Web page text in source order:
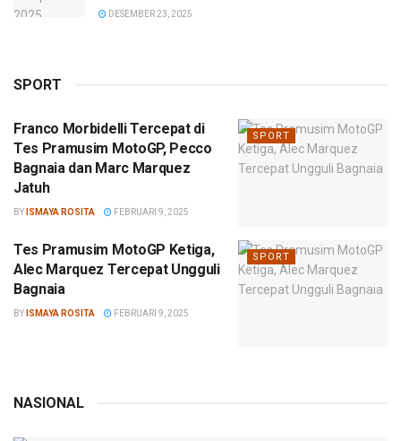
DESEMBER 23, 2025
SPORT
SPORT
Franco Morbidelli Tercepat di
Tes Pramusim MotoGP, Pecco
Bagnaia dan Marc Marquez
Jatuh
BY ISMAYA ROSITA FEBRUARI 9, 2025
SPORT
Tes Pramusim MotoGP Ketiga,
Alec Marquez Tercepat Ungguli
Bagnaia
BY ISMAYA ROSITA FEBRUARI 9, 2025
NASIONAL